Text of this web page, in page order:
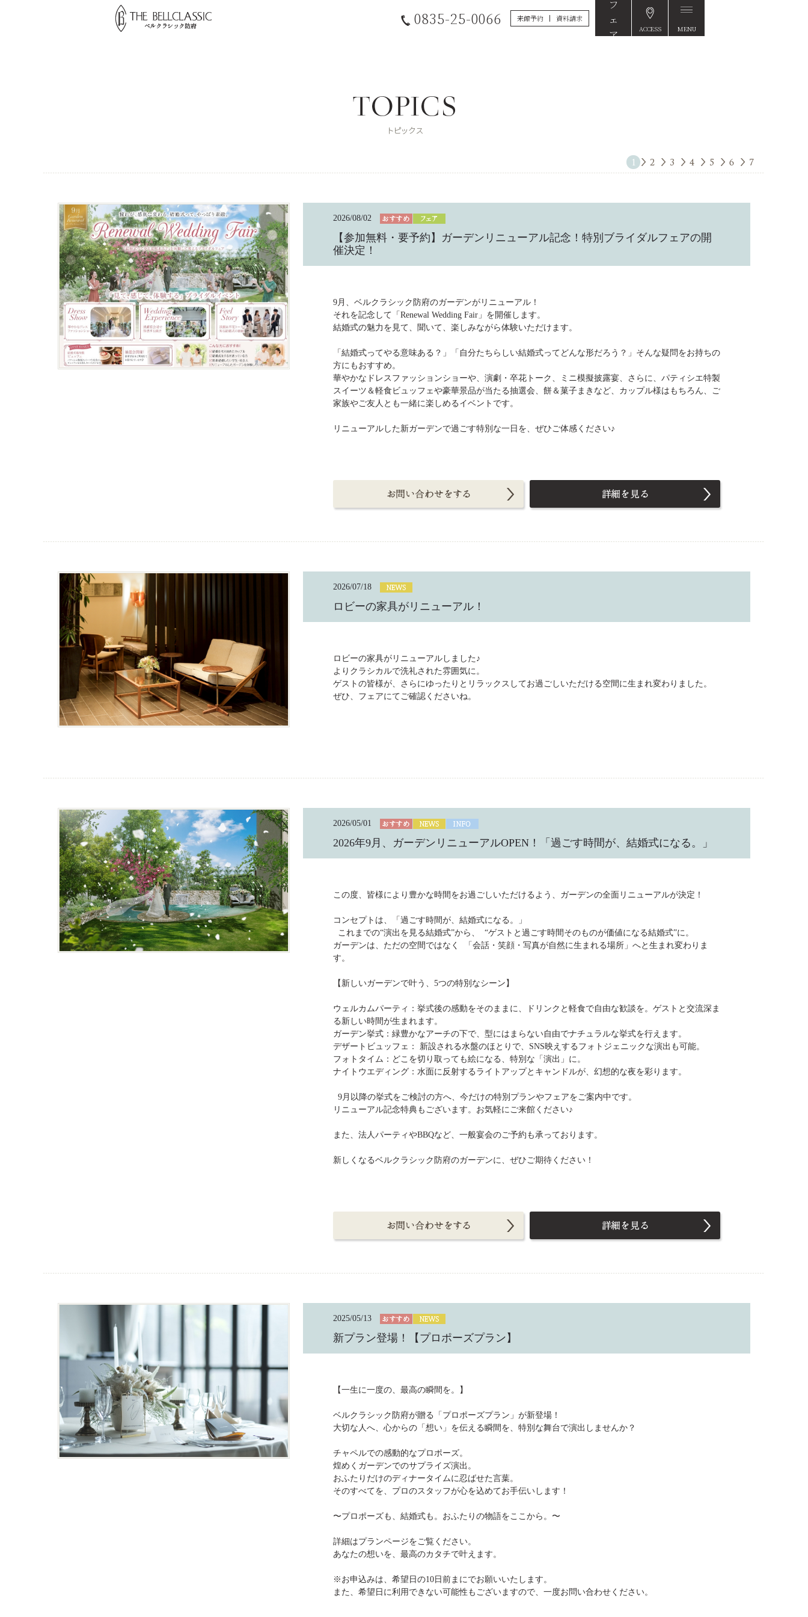
0835-25-0066 来館予約 資料請求
ACCESS MENU
2026/08/02
【参加無料・要予約】ガーデンリニューアル記念！特別ブライダルフェアの開
催決定！
9月、ベルクラシック防府のガーデンがリニューアル！
それを記念して「Renewal Wedding Fair」を開催します。
結婚式の魅力を見て、聞いて、楽しみながら体験いただけます。
「結婚式ってやる意味ある？」「自分たちらしい結婚式ってどんな形だろう？」そんな疑問をお持ちの
方にもおすすめ。
華やかなドレスファッションショーや、演劇・卒花トーク、ミニ模擬披露宴、さらに、パティシエ特製
スイーツ＆軽食ビュッフェや豪華景品が当たる抽選会、餅＆菓子まきなど、カップル様はもちろん、ご
家族やご友人とも一緒に楽しめるイベントです。
リニューアルした新ガーデンで過ごす特別な一日を、ぜひご体感ください♪
2026/07/18
ロビーの家具がリニューアル！
ロビーの家具がリニューアルしました♪
よりクラシカルで洗礼された雰囲気に。
ゲストの皆様が、さらにゆったりとリラックスしてお過ごしいただける空間に生まれ変わりました。
ぜひ、フェアにてご確認くださいね。
2026/05/01
2026年9月、ガーデンリニューアルOPEN！「過ごす時間が、結婚式になる。」
この度、皆様により豊かな時間をお過ごしいただけるよう、ガーデンの全面リニューアルが決定！
コンセプトは、「過ごす時間が、結婚式になる。」
これまでの“演出を見る結婚式”から、 “ゲストと過ごす時間そのものが価値になる結婚式”に。
ガーデンは、ただの空間ではなく 「会話・笑顔・写真が自然に生まれる場所」へと生まれ変わりま
す。
【新しいガーデンで叶う、5つの特別なシーン】
ウェルカムパーティ：挙式後の感動をそのままに、ドリンクと軽食で自由な歓談を。ゲストと交流深ま
る新しい時間が生まれます。
ガーデン挙式：緑豊かなアーチの下で、型にはまらない自由でナチュラルな挙式を行えます。
デザートビュッフェ： 新設される水盤のほとりで、SNS映えするフォトジェニックな演出も可能。
フォトタイム：どこを切り取っても絵になる、特別な「演出」に。
ナイトウエディング：水面に反射するライトアップとキャンドルが、幻想的な夜を彩ります。
9月以降の挙式をご検討の方へ、今だけの特別プランやフェアをご案内中です。
リニューアル記念特典もございます。お気軽にご来館ください♪
また、法人パーティやBBQなど、一般宴会のご予約も承っております。
新しくなるベルクラシック防府のガーデンに、ぜひご期待ください！
2025/05/13
新プラン登場！【プロポーズプラン】
【一生に一度の、最高の瞬間を。】
ベルクラシック防府が贈る「プロポーズプラン」が新登場！
大切な人へ、心からの「想い」を伝える瞬間を、特別な舞台で演出しませんか？
チャペルでの感動的なプロポーズ。
煌めくガーデンでのサプライズ演出。
おふたりだけのディナータイムに忍ばせた言葉。
そのすべてを、プロのスタッフが心を込めてお手伝いします！
〜プロポーズも、結婚式も。おふたりの物語をここから。〜
詳細はプランページをご覧ください。
あなたの想いを、最高のカタチで叶えます。
※お申込みは、希望日の10日前まにでお願いいたします。
また、希望日に利用できない可能性もございますので、一度お問い合わせください。